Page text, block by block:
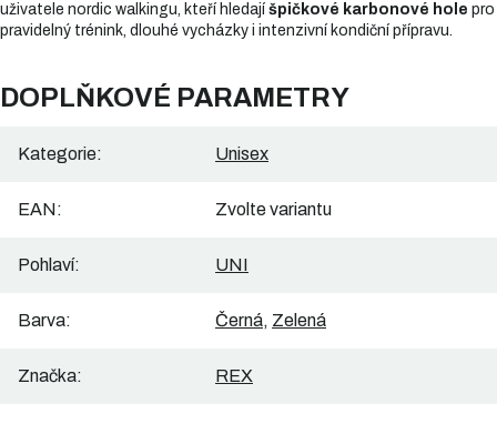
uživatele nordic walkingu, kteří hledají špičkové karbonové hole pro
pravidelný trénink, dlouhé vycházky i intenzivní kondiční přípravu.
DOPLŇKOVÉ PARAMETRY
Kategorie: Unisex
EAN: Zvolte variantu
Pohlaví: UNI
Barva: Černá, Zelená
Značka: REX